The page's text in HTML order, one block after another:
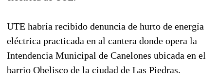
UTE habría recibido denuncia de hurto de energía
eléctrica practicada en al cantera donde opera la
Intendencia Municipal de Canelones ubicada en el
barrio Obelisco de la ciudad de Las Piedras.